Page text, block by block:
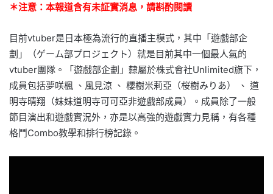
＊注意：本報道含有未証實消息，請斟酌閱讀
目前vtuber是日本極為流行的直播主模式，其中「遊戲部企
劃」（ゲーム部プロジェクト）就是目前其中一個最人氣的
vtuber團隊。「遊戲部企劃」隸屬於株式會社Unlimited旗下，
成員包括夢咲楓 、風見涼 、 櫻樹米莉亞（桜樹みりあ） 、 道
明寺晴翔（妹妹道明寺可可亞非遊戲部成員）。成員除了一般
節目演出和遊戲實況外，亦是以高強的遊戲實力見稱，有各種
格鬥Combo教學和排行榜記錄。